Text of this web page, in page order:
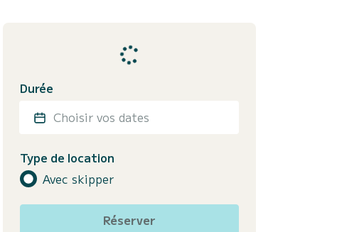
Durée
Choisir vos dates
Type de location
Avec skipper
Réserver